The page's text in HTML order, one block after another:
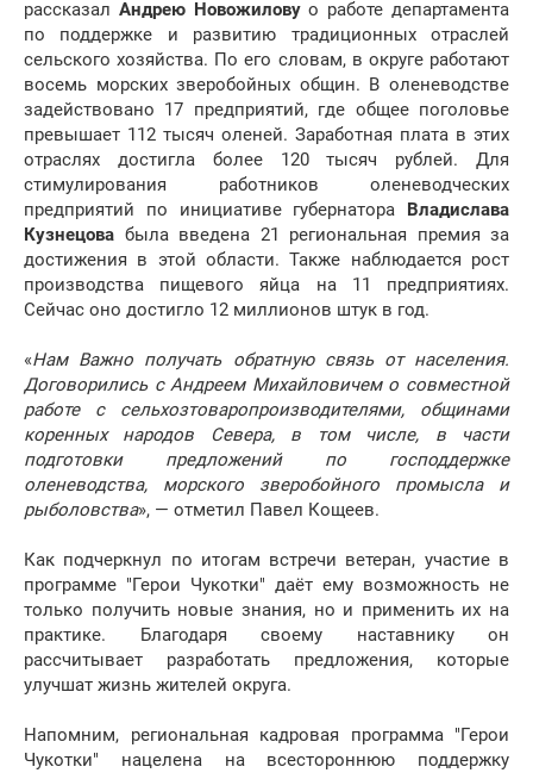
рассказал Андрею Новожиловуо работе департамента
по поддержке и развитию традиционных отраслей
сельского хозяйства. По его словам, в округе работают
восемь морских зверобойных общин. В оленеводстве
задействовано 17 предприятий, где общее поголовье
превышает 112 тысяч оленей. Заработная плата в этих
отраслях достигла более 120 тысяч рублей. Для
стимулирования работников оленеводческих
предприятий по инициативе губернатора
Владислава
Кузнецова была введена 21 региональная премия за
достижения в этой области. Также наблюдается рост
производства пищевого яйца на 11 предприятиях.
Сейчас оно достигло 12 миллионов штук в год.
«Нам Важно получать обратную связь от населения.
Договорились с Андреем Михайловичем о совместной
работе с сельхозтоваропроизводителями, общинами
коренных народов Севера, в том числе, в части
подготовки предложений по господдержке
оленеводства, морского зверобойного промысла и
рыболовства», — отметил Павел Кощеев.
Как подчеркнул по итогам встречи ветеран, участие в
программе "Герои Чукотки" даёт ему возможность не
только получить новые знания, но и применить их на
практике. Благодаря своему наставнику он
рассчитывает разработать предложения, которые
улучшат жизнь жителей округа.
Напомним, региональная кадровая программа "Герои
Чукотки" нацелена на всестороннюю поддержку